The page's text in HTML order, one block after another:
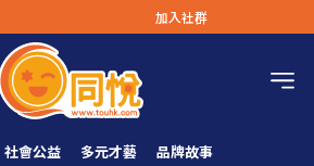
加入社群
社會公益 多元才藝 品牌故事